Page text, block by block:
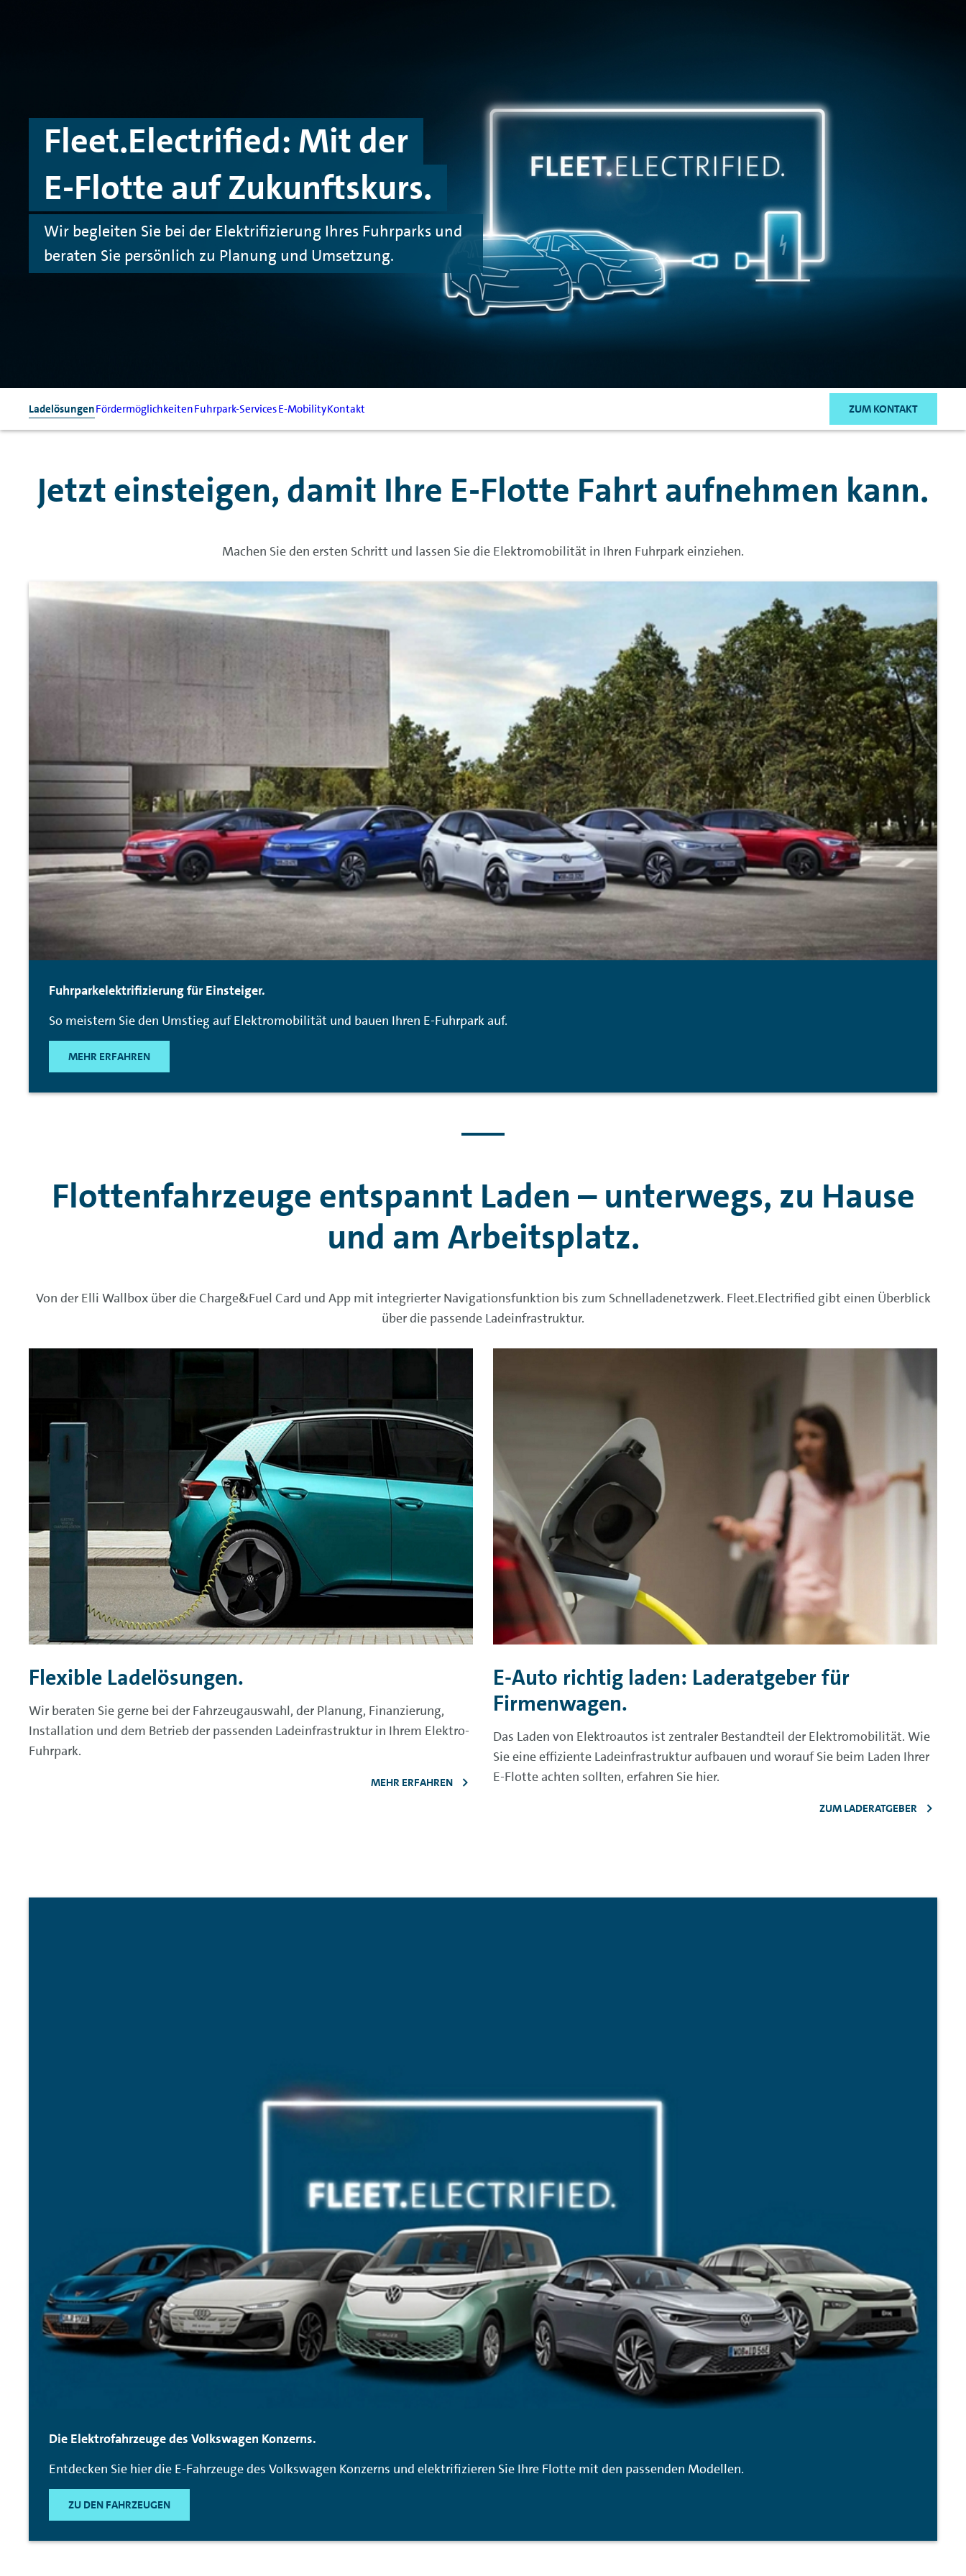
Fleet.Electrified: Mit der
E-Flotte auf Zukunftskurs.
Wir begleiten Sie bei der Elektrifizierung Ihres Fuhrparks und
beraten Sie persönlich zu Planung und Umsetzung.
LadelösungenFördermöglichkeitenFuhrpark-ServicesE-MobilityKontakt ZUM KONTAKT
Jetzt einsteigen, damit Ihre E-Flotte Fahrt aufnehmen kann.
Machen Sie den ersten Schritt und lassen Sie die Elektromobilität in Ihren Fuhrpark einziehen.
Fuhrparkelektrifizierung für Einsteiger.
So meistern Sie den Umstieg auf Elektromobilität und bauen Ihren E-Fuhrpark auf.
MEHR ERFAHREN
Flottenfahrzeuge entspannt Laden – unterwegs, zu Hause
und am Arbeitsplatz.
Von der Elli Wallboxüber die Charge&Fuel Card und App mit integrierter Navigationsfunktion bis zum Schnelladenetzwerk. Fleet.Electrified gibt einen Überblick
über die passende Ladeinfrastruktur.
Flexible Ladelösungen.
Wir beraten Sie gerne bei der Fahrzeugauswahl, der Planung, Finanzierung,
Installation und dem Betrieb der passenden Ladeinfrastruktur in Ihrem Elektro-
Fuhrpark.
MEHR ERFAHREN
E-Auto richtig laden: Laderatgeber für
Firmenwagen.
Das Laden von Elektroautos ist zentraler Bestandteil der Elektromobilität. Wie
Sie eine effiziente Ladeinfrastruktur aufbauen und worauf Sie beim Laden Ihrer
E-Flotte achten sollten, erfahren Sie hier.
ZUM LADERATGEBER
Die Elektrofahrzeuge des Volkswagen Konzerns.
Entdecken Sie hier die E-Fahrzeuge des Volkswagen Konzerns und elektrifizieren Sie Ihre Flotte mit den passenden Modellen.
ZU DEN FAHRZEUGEN